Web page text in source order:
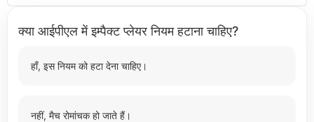
क्या आईपीएल में इम्पैक्ट प्लेयर नियम हटाना चाहिए?
हाँ, इस नियम को हटा देना चाहिए।
नहीं, मैच रोमांचक हो जाते हैं।